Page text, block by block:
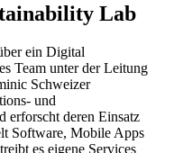
Lab
ein Digital
Team unter der Leitung
Schweizer
und
erforscht deren Einsatz
Software, Mobile Apps
es eigene Services